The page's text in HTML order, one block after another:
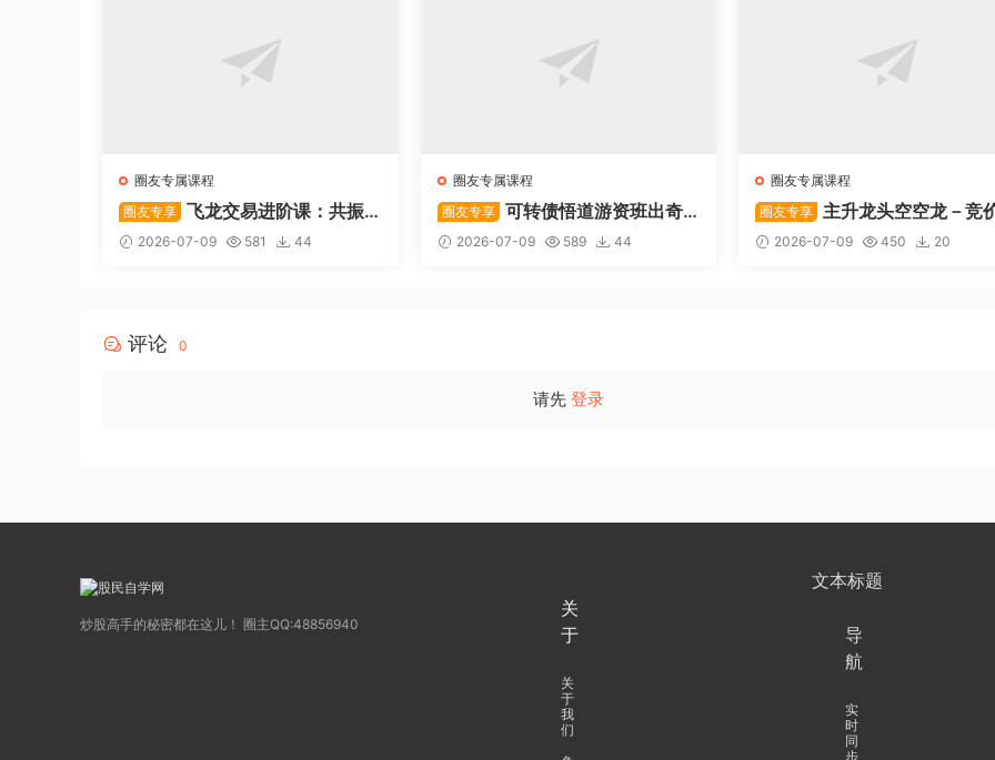
圈友专属课程
圈友专享 飞龙交易进阶课：共振
战法2026-07-09 581 44
圈友专属课程
圈友专享
可转债悟道游资班出奇
系列悟道系列守正系列课程-卓妍
2026-07-09 589 44
圈友专属课程
圈友专享
主升龙头空空龙－竞
抢筹盘口的量化公式与十几年的
2026-07-09 450 20
评论 0
请先 登录
炒股高手的秘密都在这儿！ 圈主QQ:48856940
关
于
关
于
我
们
文本标题
导
航
实
时
同
步